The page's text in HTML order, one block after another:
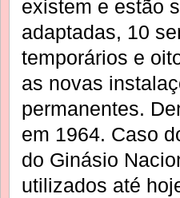
existem e estão
adaptadas, 10
temporários e
as novas
permanentes.
em 1964. Caso
do Ginásio
utilizados até